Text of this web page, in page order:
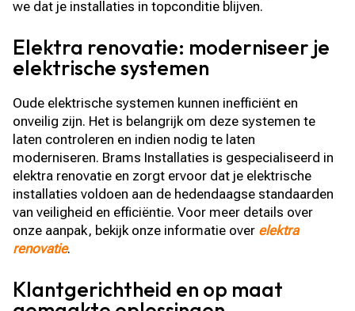
we dat je installaties in topconditie blijven.
Elektra renovatie: moderniseer je
elektrische systemen
Oude elektrische systemen kunnen inefficiënt en
onveilig zijn. Het is belangrijk om deze systemen te
laten controleren en indien nodig te laten
moderniseren. Brams Installaties is gespecialiseerd in
elektra renovatie en zorgt ervoor dat je elektrische
installaties voldoen aan de hedendaagse standaarden
van veiligheid en efficiëntie. Voor meer details over
onze aanpak, bekijk onze informatie over elektra
renovatie.
Klantgerichtheid en op maat